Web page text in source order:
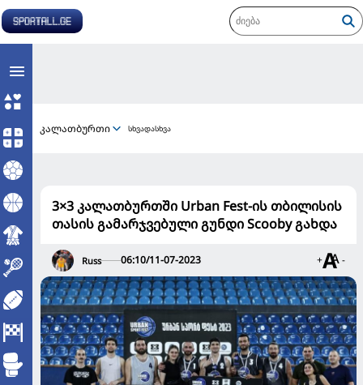
კალათბურთი სხვადასხვა
3×3 კალათბურთში Urban Fest-ის თბილისის
თასის გამარჯვებული გუნდი Scooby გახდა
Russ 06:10/11-07-2023 + -